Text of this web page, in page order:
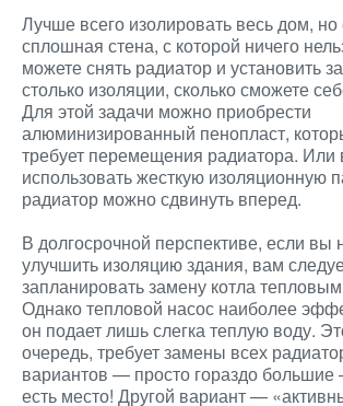
Лучше всего изолировать весь дом, но
сплошная стена, с которой ничего
можете снять радиатор и установить
столько изоляции, сколько сможете
Для этой задачи можно приобрести
алюминизированный пенопласт,
требует перемещения радиатора.
использовать жесткую изоляционную
радиатор можно сдвинуть вперед.
В долгосрочной перспективе, если вы
улучшить изоляцию здания, вам
запланировать замену котла
Однако тепловой насос наиболее
он подает лишь слегка теплую воду.
очередь, требует замены всех
вариантов — просто гораздо
есть место! Другой вариант —